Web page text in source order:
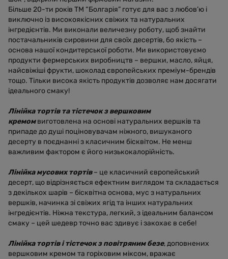
Більше 20-ти років ТМ “Болгарія” готує для вас з любов’ю і
виключно із високоякісних свіжих та натуральних
інгредієнтів. Ми виконали величезну роботу, щоб знайти
постачальників сировини для своїх десертів, бо якість –
основа нашої кондитерської роботи. Ми використовуємо
продукти фермерських виробництв – вершки, масло, яйця,
найсвіжіші фрукти, шоколад європейських преміум-брендів
тощо. Тільки висока якість продуктів дозволяє нам досягати
ідеального смаку!
Лінійка тортів та тістечок з вершковим
кремомвиготовлена на основі натуральних вершків та
припаде до душі поціновувачам ніжного, вишуканого
десерту в поєднанні з класичним бісквітом. Не менш
важливим фактором є його низькокалорійність.
Лінійка мусових тортів– це класичний європейський
десерт, що відрізняється ефектним виглядом та складається
з декількох шарів – бісквітна основа, мус з натуральних
вершків, начинка зі свіжих ягід та інших натуральних
інгредієнтів. Ніжна текстура, легкий, з ідеальним балансом
смаку – цей шедевр точно вас здивує і закохає в себе!
Лінійка тортів і тістечок з повітряним безе, доповнених
вершковим кремом та горіховим міксом, вражає